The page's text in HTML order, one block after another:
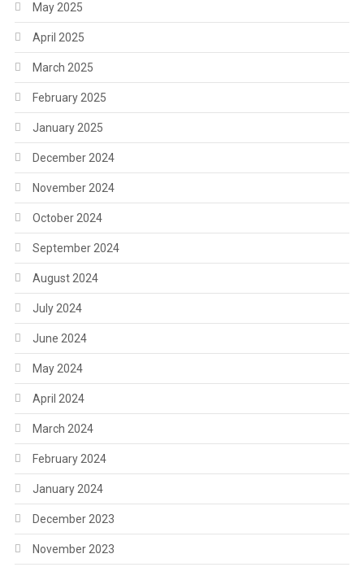
May 2025
April 2025
March 2025
February 2025
January 2025
December 2024
November 2024
October 2024
September 2024
August 2024
July 2024
June 2024
May 2024
April 2024
March 2024
February 2024
January 2024
December 2023
November 2023